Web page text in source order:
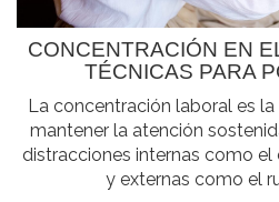
CONCENTRACIÓN EN
TÉCNICAS PARA
La concentración laboral es
mantener la atención
distracciones internas como el
y externas como el